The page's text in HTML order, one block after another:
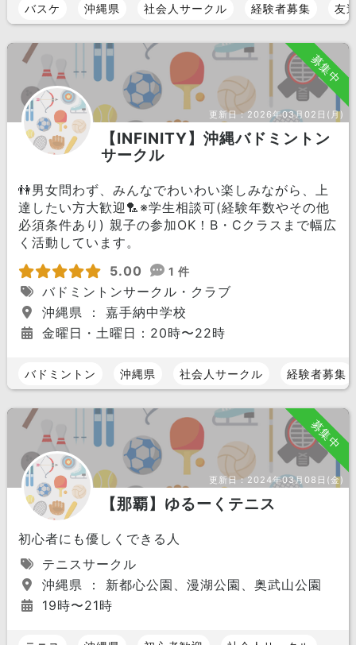
バスケ 沖縄県 社会人サークル 経験者募集 友
募集中
更新日：2026年03月02日(月)
【INFINITY】沖縄バドミントン
サークル
👫男女問わず、みんなでわいわい楽しみながら、上
達したい方大歓迎🏸※学生相談可(経験年数やその他
必須条件あり) 親子の参加OK！B・Cクラスまで幅広
く活動しています。
5.00
1 件
バドミントンサークル・クラブ
沖縄県 ： 嘉手納中学校
金曜日・土曜日：20時〜22時
バドミントン 沖縄県 社会人サークル 経験者募集
募集中
更新日：2024年03月08日(金)
【那覇】ゆるーくテニス
初心者にも優しくできる人
テニスサークル
沖縄県 ： 新都心公園、漫湖公園、奥武山公園
19時〜21時